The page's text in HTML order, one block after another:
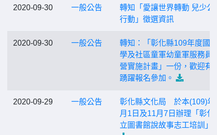
2020-09-30 一般公告
轉知「愛讓世界轉動 兒少公
行動」徵選資訊
2020-09-30 一般公告
轉知：「彰化縣109年度國
學及社區童軍幼童軍服務員
營實施計畫」一份，歡迎有
踴躍報名參加。
2020-09-29 一般公告
彰化縣文化局 於本(109)年
月1日及11月7日辦理「彰化
立圖書館說故事志工培訓」